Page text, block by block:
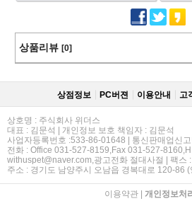
상품리뷰 [0]
상점정보 PC버젼 이용안내 고
상호명 : 주식회사 위더스
대표 : 김문석 | 개인정보 보호 책임자 : 김문석
사업자등록번호 :533-86-01648 | 통신판매업신
전화 : Office 031-527-8159,Fax 031-527-
withuspet@naver.com,광고전화 절대사절 | 팩스
주소 : 경기도 남양주시 오남읍 경복대로 120-86
이용약관| 개인정보처